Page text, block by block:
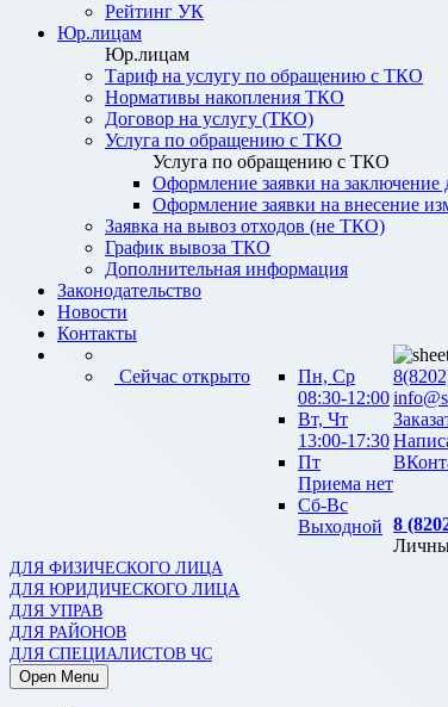
Рейтинг УК
Юр.лицам
Юр.лицам
Тариф на услугу по обращению с ТКО
Нормативы накопления ТКО
Договор на услугу (ТКО)
Услуга по обращению с ТКО
Услуга по обращению с ТКО
Оформление заявки на заключение
Оформление заявки на внесение
Заявка на вывоз отходов (не ТКО)
График вывоза ТКО
Дополнительная информация
Законодательство
Новости
Контакты
Сейчас открыто
Пн, Ср
08:30-12:00
Вт, Чт
13:00-17:30
Пт
Приема нет
Сб-Вс
Выходной 8
ДЛЯ ФИЗИЧЕСКОГО ЛИЦА
ДЛЯ ЮРИДИЧЕСКОГО ЛИЦА
ДЛЯ УПРАВ
ДЛЯ РАЙОНОВ
ДЛЯ СПЕЦИАЛИСТОВ ЧС
Open Menu